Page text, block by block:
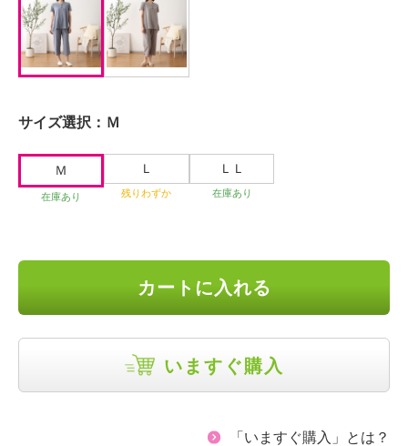
サイズ選択： Ｍ
Ｍ
在庫あり
Ｌ
残りわずか
ＬＬ
在庫あり
カートに入れる
いますぐ購入
「いますぐ購入」とは？